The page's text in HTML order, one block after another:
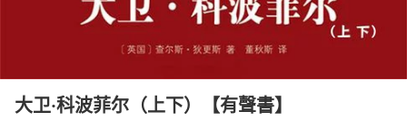
大卫·科波菲尔（上下）【有聲書】